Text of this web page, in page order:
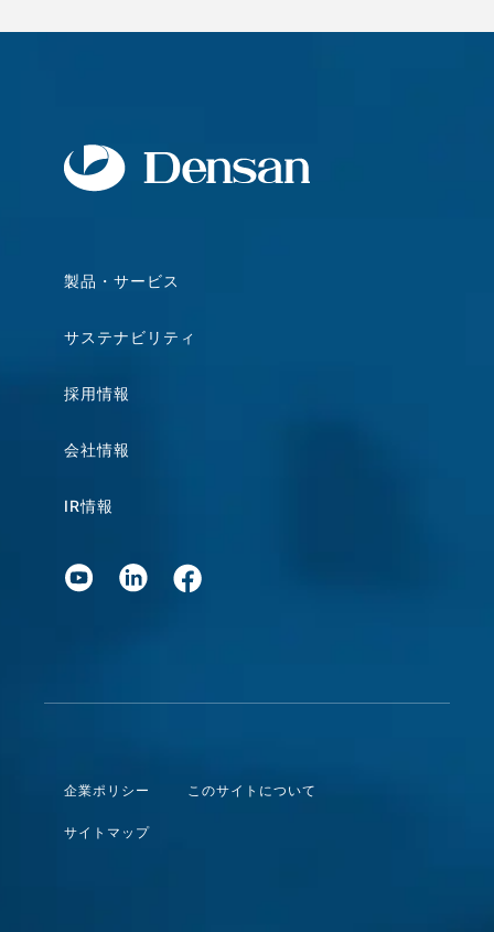
製品・サービス
サステナビリティ
採用情報
会社情報
IR情報
企業ポリシー このサイトについて
サイトマップ